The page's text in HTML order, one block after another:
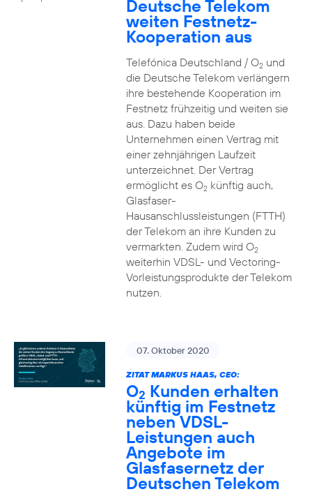
Deutsche Telekom
weiten Festnetz-
Kooperation aus
Telefónica Deutschland / O2und
die Deutsche Telekom verlängern
ihre bestehende Kooperation im
Festnetz frühzeitig und weiten sie
aus. Dazu haben beide
Unternehmen einen Vertrag mit
einer zehnjährigen Laufzeit
unterzeichnet. Der Vertrag
ermöglicht es O2künftig auch,
Glasfaser-
Hausanschlussleistungen (FTTH)
der Telekom an ihre Kunden zu
vermarkten. Zudem wird O2
weiterhin VDSL- und Vectoring-
Vorleistungsprodukte der Telekom
nutzen.
07. Oktober 2020
ZITAT MARKUS HAAS, CEO:
O2 Kunden erhalten
künftig im Festnetz
neben VDSL-
Leistungen auch
Angebote im
Glasfasernetz der
Deutschen Telekom